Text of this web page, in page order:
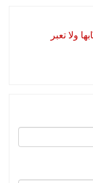
ولا تعبر